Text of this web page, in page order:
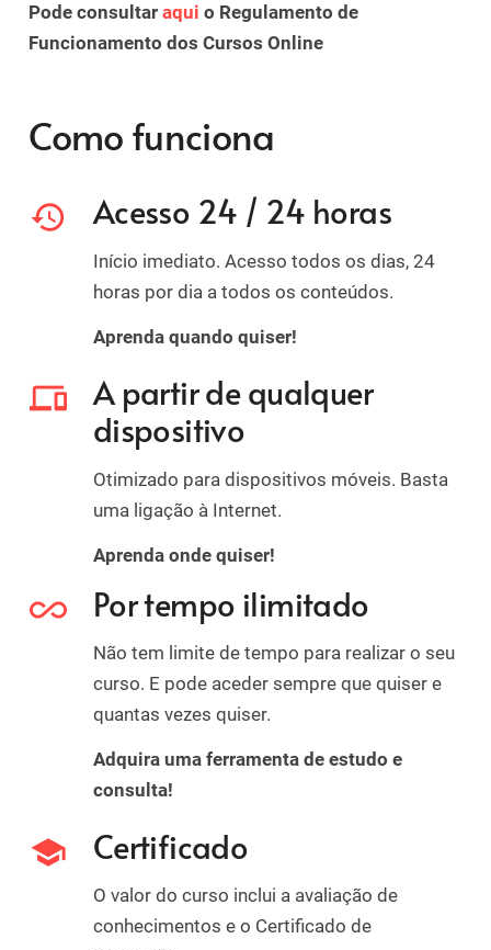
Pode consultar aqui o Regulamento de
Funcionamento dos Cursos Online
Como funciona
history Acesso 24 / 24 horas
Início imediato. Acesso todos os dias, 24
horas por dia a todos os conteúdos.
Aprenda quando quiser!
devices
A partir de qualquer
dispositivo
Otimizado para dispositivos móveis. Basta
uma ligação à Internet.
Aprenda onde quiser!
all_inclusive Por tempo ilimitado
Não tem limite de tempo para realizar o seu
curso. E pode aceder sempre que quiser e
quantas vezes quiser.
Adquira uma ferramenta de estudo e
consulta!
school Certificado
O valor do curso inclui a avaliação de
conhecimentos e o Certificado de